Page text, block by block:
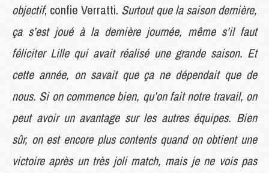
objectif, confie Verratti. Surtout que la saison dernière,
ça s’est joué à la dernière journée, même s’il faut
féliciter Lille qui avait réalisé une grande saison. Et
cette année, on savait que ça ne dépendait que de
nous. Si on commence bien, qu’on fait notre travail, on
peut avoir un avantage sur les autres équipes. Bien
sûr, on est encore plus contents quand on obtient une
victoire après un très joli match, mais je ne vois pas